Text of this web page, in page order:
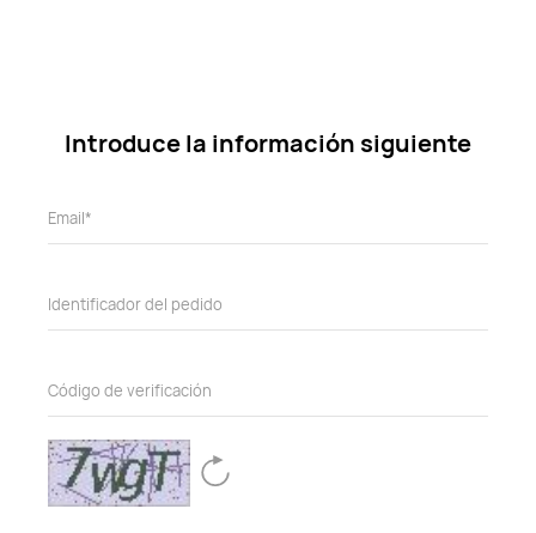
Introduce la información siguiente